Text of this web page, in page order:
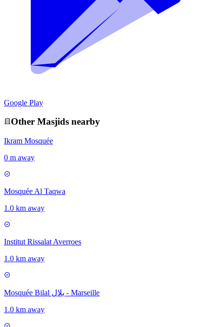
Google Play
Other Masjids nearby
Ikram Mosquée
0 m away
Mosquée Al Taqwa
1.0 km away
Institut Rissalat Averroes
1.0 km away
Mosquée Bilal بلال - Marseille
1.0 km away